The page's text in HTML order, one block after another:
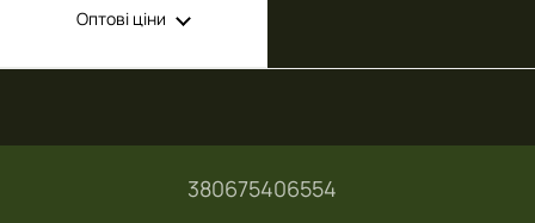
Оптові ціни
380675406554